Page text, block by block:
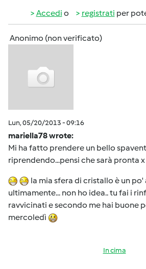
Accedi o registrati per
Anonimo (non verificato)
Lun, 05/20/2013 - 09:16
mariella78 wrote:
Mi ha fatto prendere un bello
riprendendo...pensi che sarà pronta
la mia sfera di cristallo è un
ultimamente... non ho idea.. tu fai i
ravvicinati e secondo me hai buone
mercoledì
In cima